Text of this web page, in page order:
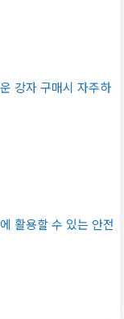
강자 구매시 자주하
활용할 수 있는 안전